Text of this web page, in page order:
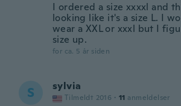
I ordered a size xxxxl and
looking like it's a size L. I
wear a XXL or xxxl but I
size up.
for ca. 5 år siden
S sylvia
Tilmeldt 2016 · 11 anmeldelser